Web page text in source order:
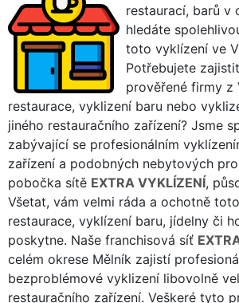
restaurací, barů v
hledáte
toto vyklízení ve
Potřebujete
prověřené firmy z
restaurace, vyklizení baru nebo
jiného restauračního zařízení? Jsme
zabývající se profesionálním
zařízení a podobných nebytových
pobočka sítě EXTRA VYKLÍZENÍ,
Všetat, vám velmi ráda a ochotně
restaurace, vyklízení baru, jídelny či
poskytne. Naše franchisová síť
celém okrese Mělník zajistí
bezproblémové vyklizení libovolně
restauračního zařízení. Veškeré tyto